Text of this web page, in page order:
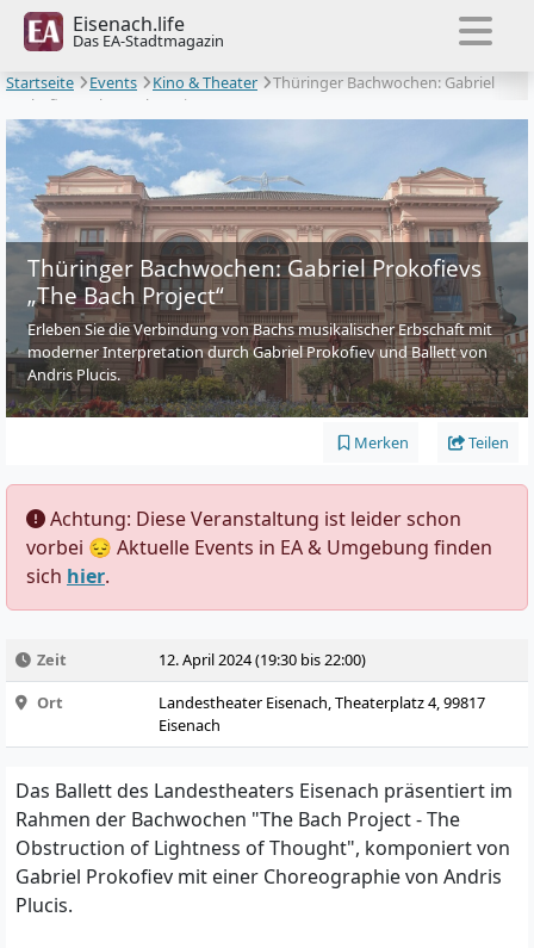
Eisenach.life
Das EA-Stadtmagazin
Startseite
Events Kino & Theater
Thüringer Bachwochen: Gabriel
Prokofievs „The Bach Project“
Thüringer Bachwochen: Gabriel Prokofievs
„The Bach Project“
Erleben Sie die Verbindung von Bachs musikalischer Erbschaft mit
moderner Interpretation durch Gabriel Prokofiev und Ballett von
Andris Plucis.
Merken Teilen
️ Achtung: Diese Veranstaltung ist leider schon
vorbei 😔 Aktuelle Events in EA & Umgebung finden
sich hier.
Zeit
12. April 2024 (19:30 bis 22:00)
Ort
Landestheater Eisenach, Theaterplatz 4, 99817
Eisenach
Das Ballett des Landestheaters Eisenach präsentiert im
Rahmen der Bachwochen "The Bach Project - The
Obstruction of Lightness of Thought", komponiert von
Gabriel Prokofiev mit einer Choreographie von Andris
Plucis.